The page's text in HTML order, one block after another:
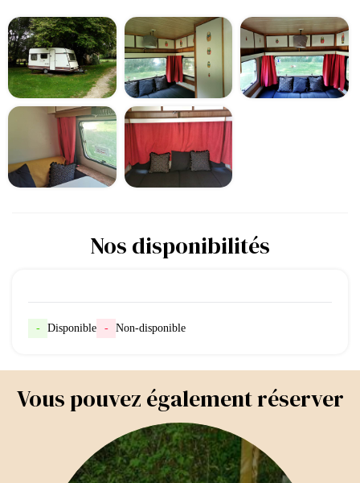
Nos disponibilités
- Disponible - Non-disponible
Vous pouvez également réserver